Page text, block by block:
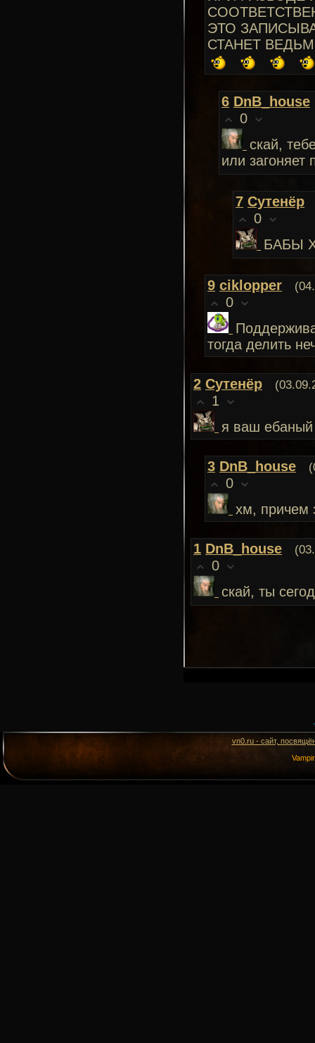
ЭТО
СТАНЕТ
6 DnB_house
0
скай,
или загоняет
7 Сутенёр
0
БАБЫ
9 ciklopper
0
тогда делить
2 Сутенёр
1
я ваш
3 DnB_house
0
хм, причем
1 DnB_house
0
скай, ты
vn0.ru - сайт,